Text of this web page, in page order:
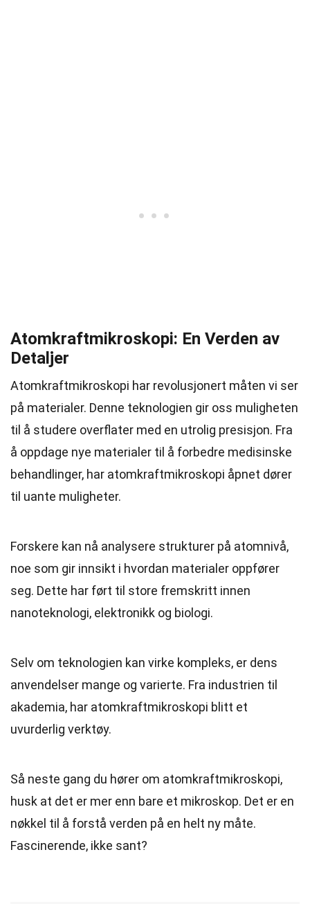
Atomkraftmikroskopi: En Verden av
Detaljer
Atomkraftmikroskopi har revolusjonert måten vi ser
på materialer. Denne teknologien gir oss muligheten
til å studere overflater med en utrolig presisjon. Fra
å oppdage nye materialer til å forbedre medisinske
behandlinger, har atomkraftmikroskopi åpnet dører
til uante muligheter.
Forskere kan nå analysere strukturer på atomnivå,
noe som gir innsikt i hvordan materialer oppfører
seg. Dette har ført til store fremskritt innen
nanoteknologi, elektronikk og biologi.
Selv om teknologien kan virke kompleks, er dens
anvendelser mange og varierte. Fra industrien til
akademia, har atomkraftmikroskopi blitt et
uvurderlig verktøy.
Så neste gang du hører om atomkraftmikroskopi,
husk at det er mer enn bare et mikroskop. Det er en
nøkkel til å forstå verden på en helt ny måte.
Fascinerende, ikke sant?